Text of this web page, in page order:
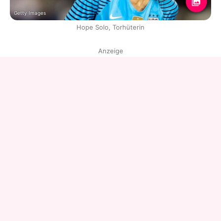
Getty Images
Hope Solo, Torhüterin
Anzeige